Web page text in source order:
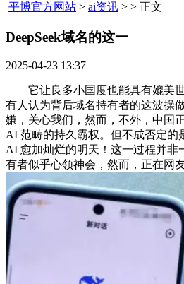
平博官方网站 > ai资讯 > > 正文
DeepSeek域名的这一​
2025-04-23 13:37
它让良多小国度也能具有媲美
有人认为背后域名持有者的这波操
嫌，关心我们，然而，不外，中国
AI 范畴的持久霸权。但不成否定的
AI 愈加灿烂的明天！这一过程并非
有者似乎心领神会，然而，正在网